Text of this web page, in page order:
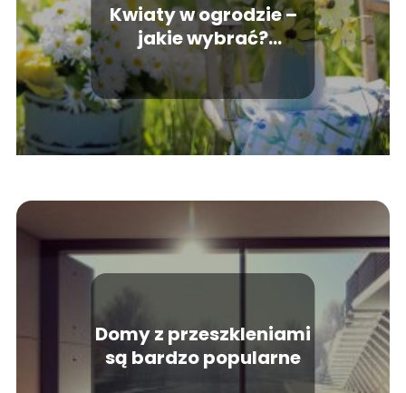
Kwiaty w ogrodzie –
jakie wybrać?
Najpiękniejsze kwiaty
do ogrodu łatwe w
uprawie
Domy z przeszkleniami
są bardzo popularne